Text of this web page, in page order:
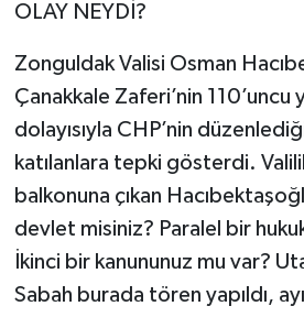
OLAY NEYDİ?
Zonguldak Valisi Osman
Çanakkale Zaferi’nin 110’uncu
dolayısıyla CHP’nin
katılanlara tepki gösterdi.
balkonuna çıkan
devlet misiniz? Paralel bir
İkinci bir kanununuz mu var?
Sabah burada tören yapıldı,